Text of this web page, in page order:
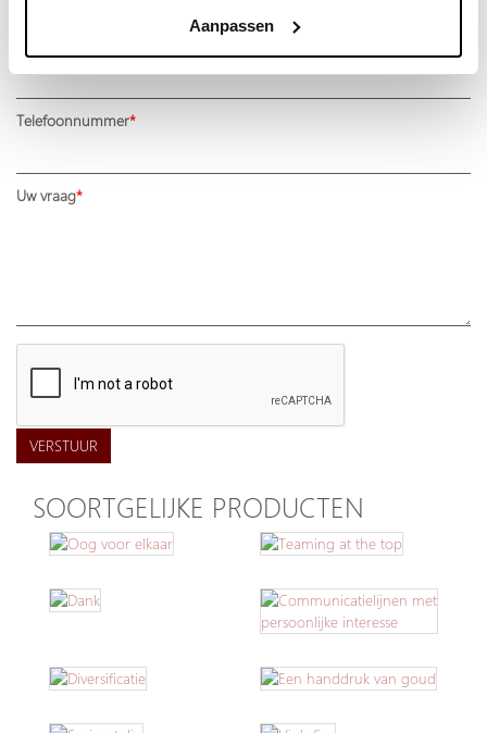
Aanpassen
Telefoonnummer
Uw vraag
VERSTUUR
SOORTGELIJKE PRODUCTEN